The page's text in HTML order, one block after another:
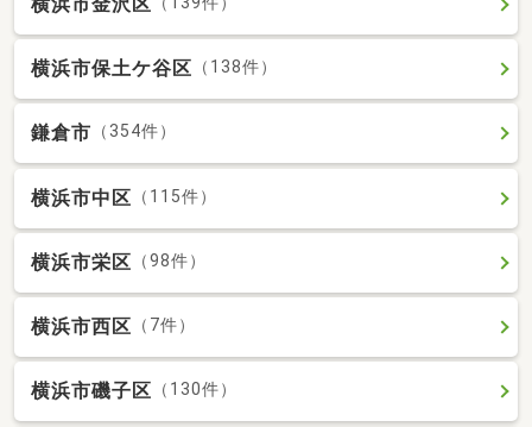
横浜市保土ケ谷区 （138件）
鎌倉市 （354件）
横浜市中区 （115件）
横浜市栄区 （98件）
横浜市西区 （7件）
横浜市磯子区 （130件）